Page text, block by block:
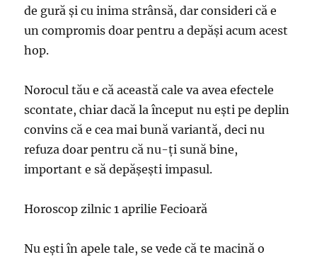
de gură şi cu inima strânsă, dar consideri că e
un compromis doar pentru a depăşi acum acest
hop.
Norocul tău e că această cale va avea efectele
scontate, chiar dacă la început nu eşti pe deplin
convins că e cea mai bună variantă, deci nu
refuza doar pentru că nu-ţi sună bine,
important e să depăşeşti impasul.
Horoscop zilnic 1 aprilie Fecioară
Nu eşti în apele tale, se vede că te macină o